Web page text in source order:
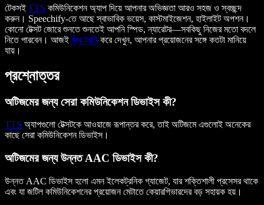
টেকসই TTS কমিউনিকেশন অ্যাপ দিয়ে আপনার অভিজ্ঞতা আরও সহজ ও স্বচ্ছন্দ
করুন। Speechify-তে আছে স্বাভাবিক ভয়েস, কাস্টমাইজেশন, হাইলাইট অপশন।
কোনো টেক্সট জোরে শুনতে শুনতেই আপনি স্পিড, ন্যারেটর—সবকিছু নিজের মতো বদলে
নিতে পারবেন। আজই ফ্রি ট্রাই করে দেখুন, আপনার প্রয়োজনের সঙ্গে কতটা মানিয়ে
যায়।
প্রশ্নোত্তর
অটিজমের জন্য সেরা কমিউনিকেশন ডিভাইস কী?
TTS অ্যাপগুলো টেক্সটকে আওয়াজে রূপান্তর করে, তাই অটিজমে এগুলোই অনেকের
কাছে সেরা কমিউনিকেশন ডিভাইস।
অটিজমের জন্য উন্নত AAC ডিভাইস কী?
উন্নত AAC ডিভাইস হলো এমন ইলেকট্রনিক গ্যাজেট, যার শক্তিশালী প্রসেসর থাকে
এবং যা জটিল কমিউনিকেশনের প্রয়োজন মেটাতে কেয়ারগিভারদের বড় সহায়ক হয়।